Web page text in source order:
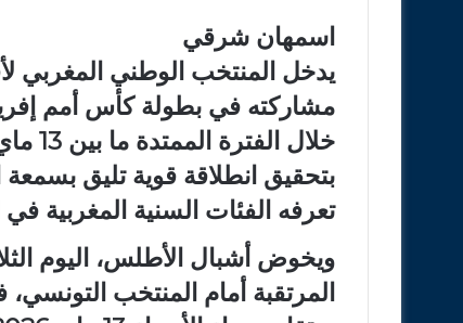
اسمهان شرقي
مشاركته في بطولة كأس أمم
بتحقيق انطلاقة قوية تليق بسمعة
تعرفه الفئات السنية المغربية
ويخوض أشبال الأطلس، اليوم
المرتقبة أمام المنتخب التونسي،